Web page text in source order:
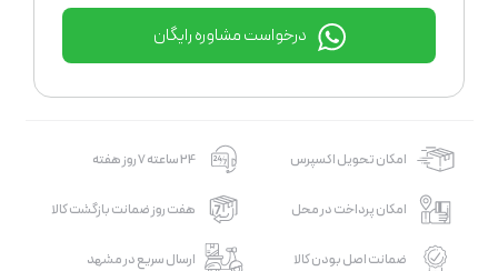
درخواست مشاوره رایگان
امکان تحویل اکسپرس 24 ساعته 7 روز هفته
امکان پرداخت در محل هفت روز ضمانت بازگشت کالا
ضمانت اصل بودن کالا ارسال سریع در مشهد